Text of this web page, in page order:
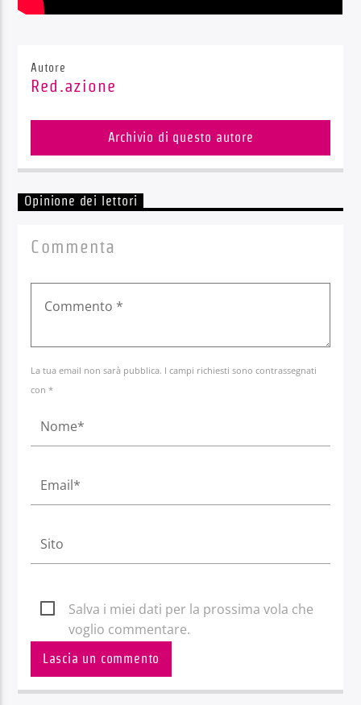
Autore
Red.azione
Archivio di questo autore
Opinione dei lettori
Commenta
La tua email non sarà pubblica. I campi richiesti sono contrassegnati
con *
Salva i miei dati per la prossima vola che
voglio commentare.